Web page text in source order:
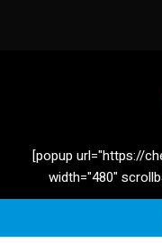
[popup url="https://
width="480"